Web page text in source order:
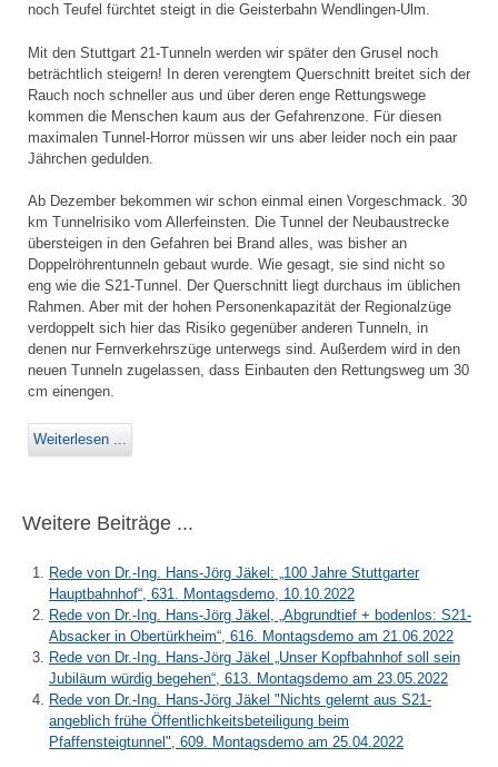
noch Teufel fürchtet steigt in die Geisterbahn Wendlingen-Ulm.
Mit den Stuttgart 21-Tunneln werden wir später den Grusel noch
beträchtlich steigern! In deren verengtem Querschnitt breitet sich der
Rauch noch schneller aus und über deren enge Rettungswege
kommen die Menschen kaum aus der Gefahrenzone. Für diesen
maximalen Tunnel-Horror müssen wir uns aber leider noch ein paar
Jährchen gedulden.
Ab Dezember bekommen wir schon einmal einen Vorgeschmack. 30
km Tunnelrisiko vom Allerfeinsten. Die Tunnel der Neubaustrecke
übersteigen in den Gefahren bei Brand alles, was bisher an
Doppelröhrentunneln gebaut wurde. Wie gesagt, sie sind nicht so
eng wie die S21-Tunnel. Der Querschnitt liegt durchaus im üblichen
Rahmen. Aber mit der hohen Personenkapazität der Regionalzüge
verdoppelt sich hier das Risiko gegenüber anderen Tunneln, in
denen nur Fernverkehrszüge unterwegs sind. Außerdem wird in den
neuen Tunneln zugelassen, dass Einbauten den Rettungsweg um 30
cm einengen.
Weiterlesen ...
Weitere Beiträge ...
Rede von Dr.-Ing. Hans-Jörg Jäkel: „100 Jahre Stuttgarter
Hauptbahnhof“, 631. Montagsdemo, 10.10.2022
Rede von Dr.-Ing. Hans-Jörg Jäkel, „Abgrundtief + bodenlos: S21-
Absacker in Obertürkheim“, 616. Montagsdemo am 21.06.2022
Rede von Dr.-Ing. Hans-Jörg Jäkel „Unser Kopfbahnhof soll sein
Jubiläum würdig begehen“, 613. Montagsdemo am 23.05.2022
Rede von Dr.-Ing. Hans-Jörg Jäkel "Nichts gelernt aus S21-
angeblich frühe Öffentlichkeitsbeteiligung beim
Pfaffensteigtunnel", 609. Montagsdemo am 25.04.2022